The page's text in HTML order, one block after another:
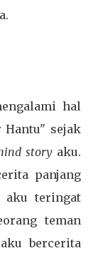
hal
Hantu" sejak
story aku.
panjang
aku teringat
teman
bercerita